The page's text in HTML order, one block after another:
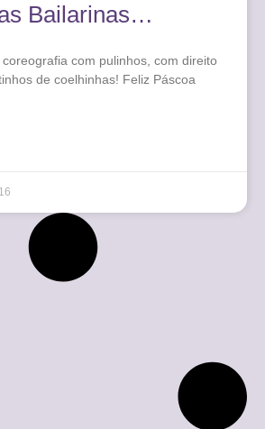
Bailarinas…
com pulinhos, com direito
de coelhinhas! Feliz Páscoa